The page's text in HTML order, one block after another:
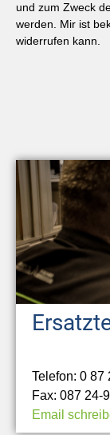
und zum Zweck
werden. Mir ist
widerrufen kann.
Telefon: 0 87
Fax: 087 24-
Email